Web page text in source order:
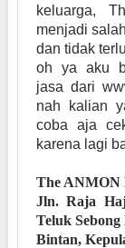
keluarga,
menjadi
dan tidak
oh ya aku
jasa dari
nah kalian
coba aja
karena lagi
The ANMON
Jln. Raja
Teluk Sebong
Bintan,